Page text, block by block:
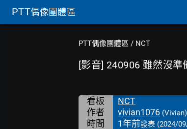
PTT偶像團體區
PTT偶像團體區 / NCT
[影音] 240906 雖然沒準
看板
NCT
作者
vivian1076 (Vivian)
時間 1年前發表 (2024/